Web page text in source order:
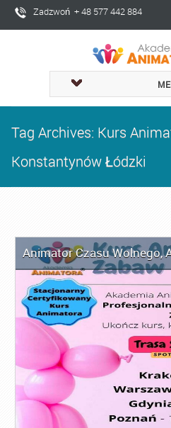
Zadzwoń + 48 577 442 884
Tag Archives: Kurs
Konstantynów Łódzki
Animator Czasu Wolnego,